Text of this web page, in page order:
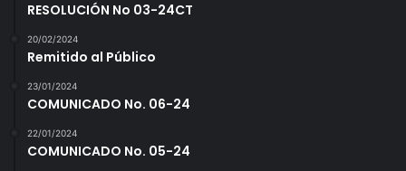
RESOLUCIÓN No 03-24CT
20/02/2024
Remitido al Público
23/01/2024
COMUNICADO No. 06-24
22/01/2024
COMUNICADO No. 05-24